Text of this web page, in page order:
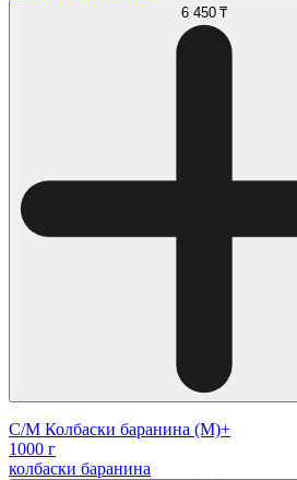
6 450 ₸
С/М Колбаски баранина (М)+
1000 г
колбаски баранина